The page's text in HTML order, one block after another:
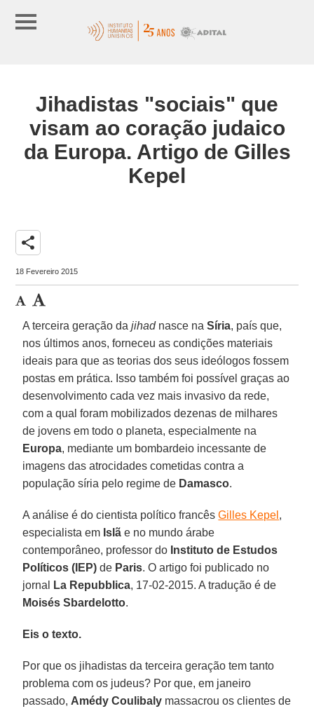
Jihadistas "sociais" que
visam ao coração judaico
da Europa. Artigo de Gilles
Kepel
share
18 Fevereiro 2015
A terceira geração dajihadnasce naSíria, país que,
nos últimos anos, forneceu as condições materiais
ideais para que as teorias dos seus ideólogos fossem
postas em prática. Isso também foi possível graças ao
desenvolvimento cada vez mais invasivo da rede,
com a qual foram mobilizados dezenas de milhares
de jovens em todo o planeta, especialmente na
Europa, mediante um bombardeio incessante de
imagens das atrocidades cometidas contra a
população síria pelo regime de Damasco.
A análise é do cientista político francêsGilles Kepel ,
especialista em Islã e no mundo árabe
contemporâneo, professor do Instituto de Estudos
Políticos (IEP) de Paris. O artigo foi publicado no
jornal
La Repubblica, 17-02-2015. A tradução é de
Moisés Sbardelotto.
Eis o texto.
Por que os jihadistas da terceira geração tem tanto
problema com os judeus? Por que, em janeiro
passado, Amédy Coulibaly massacrou os clientes de